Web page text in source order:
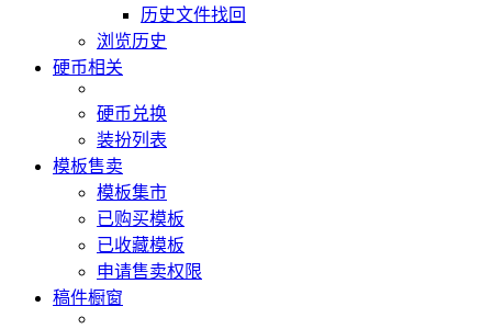
历史文件找回
浏览历史
硬币相关
硬币兑换
装扮列表
模板售卖
模板集市
已购买模板
已收藏模板
申请售卖权限
稿件橱窗